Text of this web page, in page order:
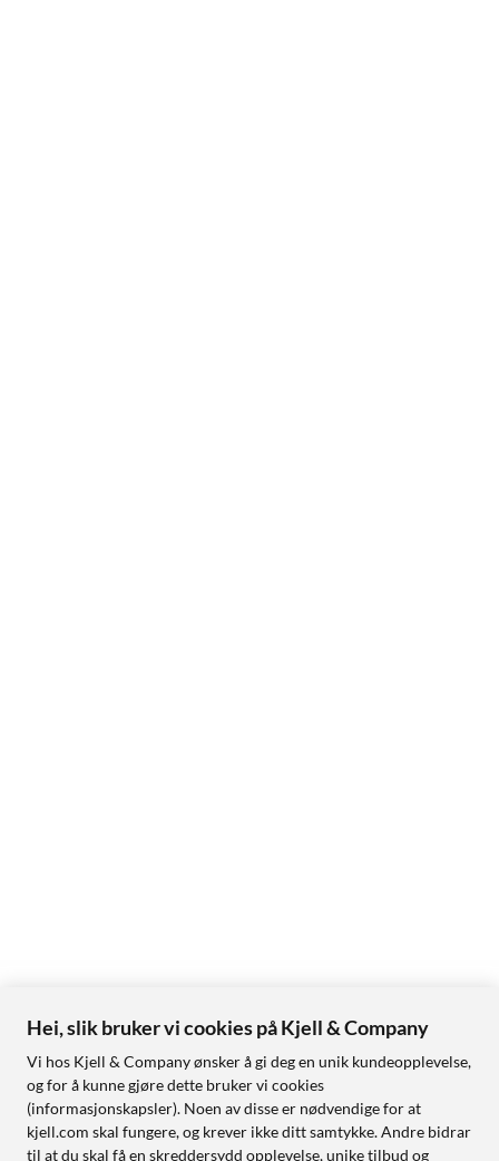
Hei, slik bruker vi cookies på Kjell & Company
Vi hos Kjell & Company ønsker å gi deg en unik kundeopplevelse,
og for å kunne gjøre dette bruker vi cookies
(informasjonskapsler). Noen av disse er nødvendige for at
kjell.com skal fungere, og krever ikke ditt samtykke. Andre bidrar
til at du skal få en skreddersydd opplevelse, unike tilbud og